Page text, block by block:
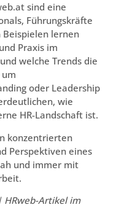
sind eine
Führungskräfte
lernen
Praxis im
welche Trends die
oder Leadership
wie
HR-Landschaft ist.
konzentrierten
Perspektiven eines
und immer mit
HRweb-Artikel im